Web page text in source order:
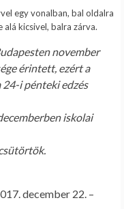
egy vonalban, bal oldalra
alá kicsivel, balra zárva.
november
érintett, ezért a
i pénteki edzés
iskolai
december 22. –